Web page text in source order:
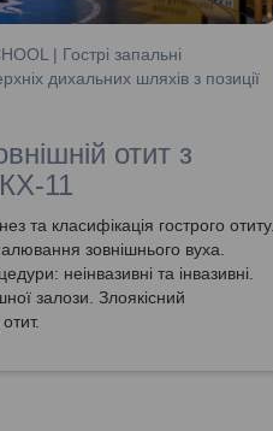
| Гострі запальні
дихальних шляхів з позиції
отит з
11
та класифікація гострого отиту.
зовнішнього вуха.
неінвазивні та інвазивні.
залози. Злоякісний